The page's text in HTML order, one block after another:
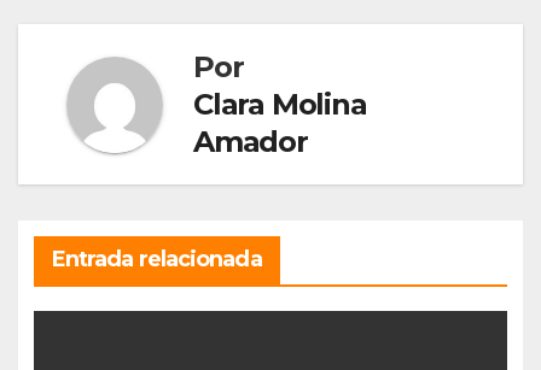
Por
Clara Molina
Amador
Entrada relacionada